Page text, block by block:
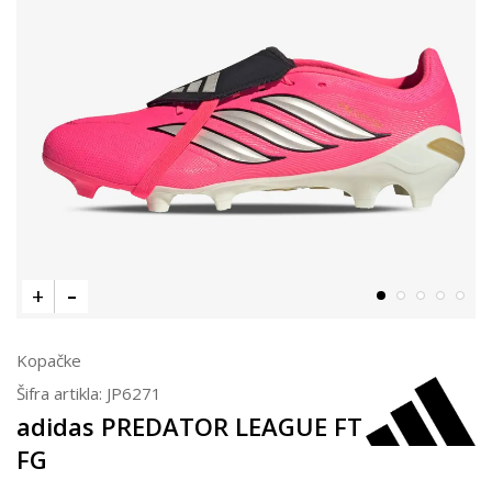
Kopačke
Šifra artikla: JP6271
adidas PREDATOR LEAGUE FT
FG